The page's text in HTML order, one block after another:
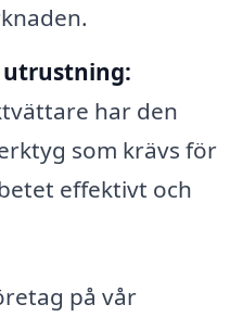
utrustning:
har den
som krävs för
effektivt och
på vår